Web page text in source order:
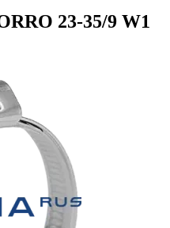
23-35/9 W1